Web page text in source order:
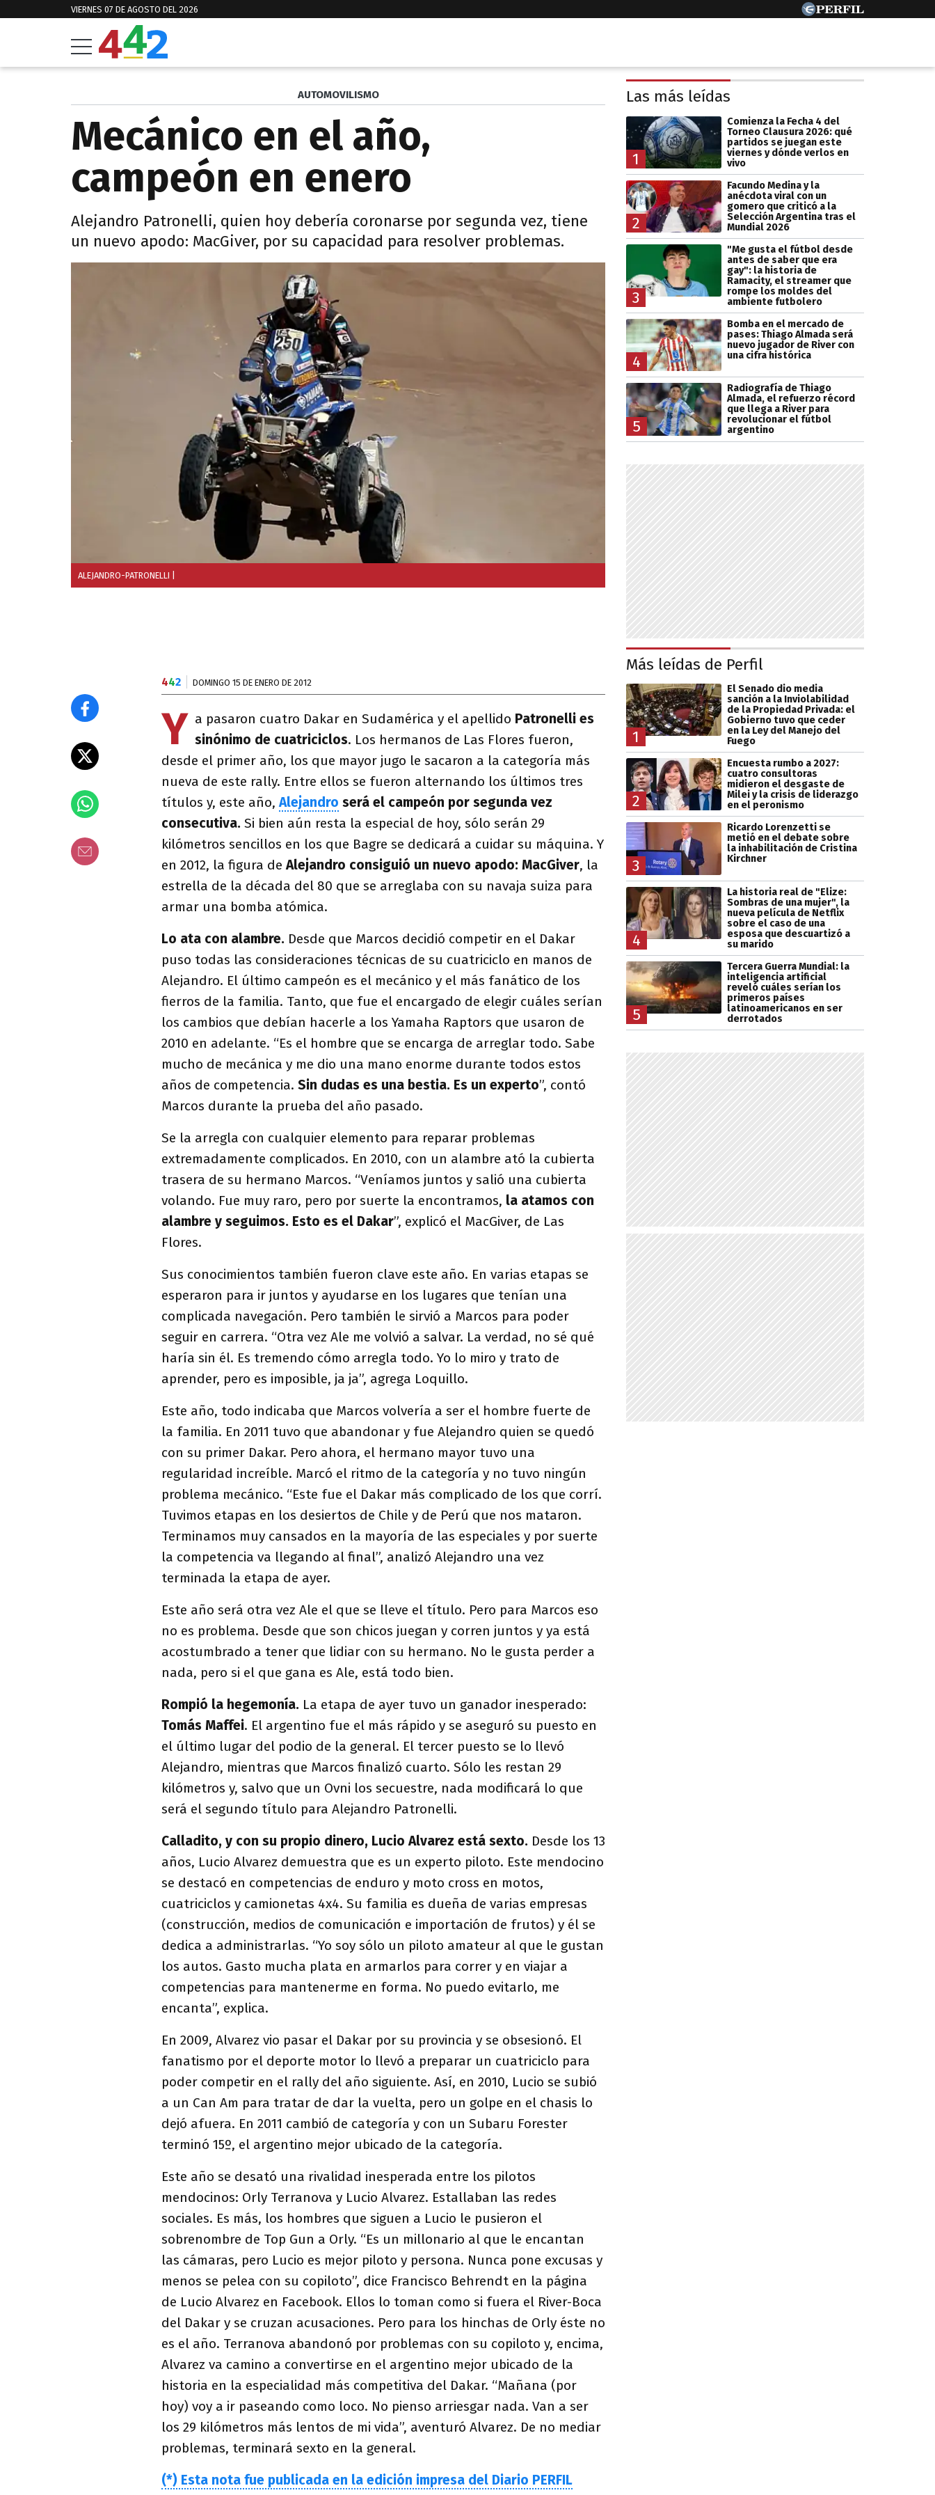
VIERNES 07 DE AGOSTO DEL 2026
AUTOMOVILISMO
Mecánico en el año,
campeón en enero
Alejandro Patronelli, quien hoy debería coronarse por segunda vez, tiene
un nuevo apodo: MacGiver, por su capacidad para resolver problemas.
ALEJANDRO-PATRONELLI
442 DOMINGO 15 DE ENERO DE 2012
Y a pasaron cuatro Dakar en Sudamérica y el apellido Patronelli es
sinónimo de cuatriciclos. Los hermanos de Las Flores fueron,
desde el primer año, los que mayor jugo le sacaron a la categoría más
nueva de este rally. Entre ellos se fueron alternando los últimos tres
títulos y, este año,Alejandro será el campeón por segunda vez
consecutiva. Si bien aún resta la especial de hoy, sólo serán 29
kilómetros sencillos en los que Bagre se dedicará a cuidar su máquina. Y
en 2012, la figura deAlejandro consiguió un nuevo apodo: MacGiver, la
estrella de la década del 80 que se arreglaba con su navaja suiza para
armar una bomba atómica.
Lo ata con alambre. Desde que Marcos decidió competir en el Dakar
puso todas las consideraciones técnicas de su cuatriciclo en manos de
Alejandro. El último campeón es el mecánico y el más fanático de los
fierros de la familia. Tanto, que fue el encargado de elegir cuáles serían
los cambios que debían hacerle a los Yamaha Raptors que usaron de
2010 en adelante. “Es el hombre que se encarga de arreglar todo. Sabe
mucho de mecánica y me dio una mano enorme durante todos estos
años de competencia. Sin dudas es una bestia. Es un experto”, contó
Marcos durante la prueba del año pasado.
Se la arregla con cualquier elemento para reparar problemas
extremadamente complicados. En 2010, con un alambre ató la cubierta
trasera de su hermano Marcos. “Veníamos juntos y salió una cubierta
volando. Fue muy raro, pero por suerte la encontramos, la atamos con
alambre y seguimos. Esto es el Dakar”, explicó el MacGiver, de Las
Flores.
Sus conocimientos también fueron clave este año. En varias etapas se
esperaron para ir juntos y ayudarse en los lugares que tenían una
complicada navegación. Pero también le sirvió a Marcos para poder
seguir en carrera. “Otra vez Ale me volvió a salvar. La verdad, no sé qué
haría sin él. Es tremendo cómo arregla todo. Yo lo miro y trato de
aprender, pero es imposible, ja ja”, agrega Loquillo.
Este año, todo indicaba que Marcos volvería a ser el hombre fuerte de
la familia. En 2011 tuvo que abandonar y fue Alejandro quien se quedó
con su primer Dakar. Pero ahora, el hermano mayor tuvo una
regularidad increíble. Marcó el ritmo de la categoría y no tuvo ningún
problema mecánico. “Este fue el Dakar más complicado de los que corrí.
Tuvimos etapas en los desiertos de Chile y de Perú que nos mataron.
Terminamos muy cansados en la mayoría de las especiales y por suerte
la competencia va llegando al final”, analizó Alejandro una vez
terminada la etapa de ayer.
Este año será otra vez Ale el que se lleve el título. Pero para Marcos eso
no es problema. Desde que son chicos juegan y corren juntos y ya está
acostumbrado a tener que lidiar con su hermano. No le gusta perder a
nada, pero si el que gana es Ale, está todo bien.
Rompió la hegemonía. La etapa de ayer tuvo un ganador inesperado:
Tomás Maffei. El argentino fue el más rápido y se aseguró su puesto en
el último lugar del podio de la general. El tercer puesto se lo llevó
Alejandro, mientras que Marcos finalizó cuarto. Sólo les restan 29
kilómetros y, salvo que un Ovni los secuestre, nada modificará lo que
será el segundo título para Alejandro Patronelli.
Calladito, y con su propio dinero, Lucio Alvarez está sexto. Desde los 13
años, Lucio Alvarez demuestra que es un experto piloto. Este mendocino
se destacó en competencias de enduro y moto cross en motos,
cuatriciclos y camionetas 4x4. Su familia es dueña de varias empresas
(construcción, medios de comunicación e importación de frutos) y él se
dedica a administrarlas. “Yo soy sólo un piloto amateur al que le gustan
los autos. Gasto mucha plata en armarlos para correr y en viajar a
competencias para mantenerme en forma. No puedo evitarlo, me
encanta”, explica.
En 2009, Alvarez vio pasar el Dakar por su provincia y se obsesionó. El
fanatismo por el deporte motor lo llevó a preparar un cuatriciclo para
poder competir en el rally del año siguiente. Así, en 2010, Lucio se subió
a un Can Am para tratar de dar la vuelta, pero un golpe en el chasis lo
dejó afuera. En 2011 cambió de categoría y con un Subaru Forester
terminó 15º, el argentino mejor ubicado de la categoría.
Este año se desató una rivalidad inesperada entre los pilotos
mendocinos: Orly Terranova y Lucio Alvarez. Estallaban las redes
sociales. Es más, los hombres que siguen a Lucio le pusieron el
sobrenombre de Top Gun a Orly. “Es un millonario al que le encantan
las cámaras, pero Lucio es mejor piloto y persona. Nunca pone excusas y
menos se pelea con su copiloto”, dice Francisco Behrendt en la página
de Lucio Alvarez en Facebook. Ellos lo toman como si fuera el River-Boca
del Dakar y se cruzan acusaciones. Pero para los hinchas de Orly éste no
es el año. Terranova abandonó por problemas con su copiloto y, encima,
Alvarez va camino a convertirse en el argentino mejor ubicado de la
historia en la especialidad más competitiva del Dakar. “Mañana (por
hoy) voy a ir paseando como loco. No pienso arriesgar nada. Van a ser
los 29 kilómetros más lentos de mi vida”, aventuró Alvarez. De no mediar
problemas, terminará sexto en la general.
(*) Esta nota fue publicada en la edición impresa del Diario PERFIL
Las más leídas
1
Comienza la Fecha 4 del
Torneo Clausura 2026: qué
partidos se juegan este
viernes y dónde verlos en
vivo
2
Facundo Medina y la
anécdota viral con un
gomero que criticó a la
Selección Argentina tras el
Mundial 2026
3
"Me gusta el fútbol desde
antes de saber que era
gay": la historia de
Ramacity, el streamer que
rompe los moldes del
ambiente futbolero
4
Bomba en el mercado de
pases: Thiago Almada será
nuevo jugador de River con
una cifra histórica
5
Radiografía de Thiago
Almada, el refuerzo récord
que llega a River para
revolucionar el fútbol
argentino
Más leídas de Perfil
1
El Senado dio media
sanción a la Inviolabilidad
de la Propiedad Privada: el
Gobierno tuvo que ceder
en la Ley del Manejo del
Fuego
2
Encuesta rumbo a 2027:
cuatro consultoras
midieron el desgaste de
Milei y la crisis de liderazgo
en el peronismo
3
Ricardo Lorenzetti se
metió en el debate sobre
la inhabilitación de Cristina
Kirchner
4
La historia real de "Elize:
Sombras de una mujer", la
nueva película de Netflix
sobre el caso de una
esposa que descuartizó a
su marido
5
Tercera Guerra Mundial: la
inteligencia artificial
reveló cuáles serían los
primeros países
latinoamericanos en ser
derrotados